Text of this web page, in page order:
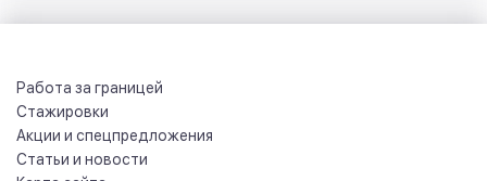
Работа за границей
Стажировки
Акции и спецпредложения
Статьи и новости